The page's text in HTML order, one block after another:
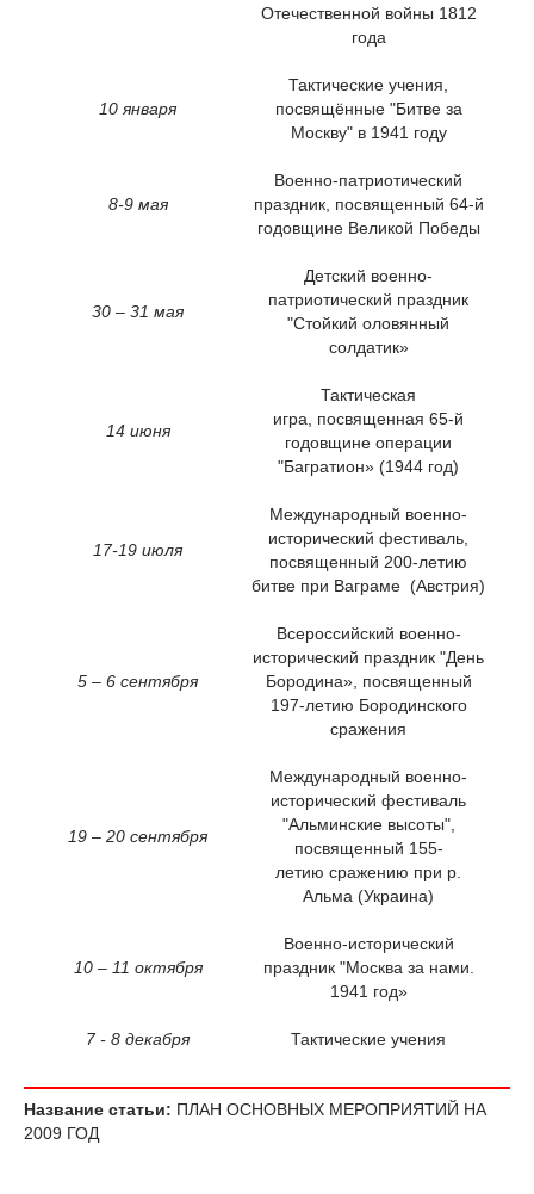
Отечественной войны 1812
года
10 января
Тактические учения,
посвящённые "Битве за
Москву" в 1941 году
8-9 мая
Военно-патриотический
праздник, посвященный 64-й
годовщине Великой Победы
30 – 31 мая
Детский военно-
патриотический праздник
"Стойкий оловянный
солдатик»
14 июня
Тактическая
игра, посвященная 65-й
годовщине операции
"Багратион» (1944 год)
17-19 июля
Международный военно-
исторический фестиваль,
посвященный 200-летию
битве при Ваграме (Австрия)
5 – 6 сентября
Всероссийский военно-
исторический праздник "День
Бородина», посвященный
197-летию Бородинского
сражения
19 – 20 сентября
Международный военно-
исторический фестиваль
"Альминские высоты",
посвященный 155-
летию сражению при р.
Альма (Украина)
10 – 11 октября
Военно-исторический
праздник "Москва за нами.
1941 год»
7 - 8 декабря Тактические учения
Название статьи: ПЛАН ОСНОВНЫХ МЕРОПРИЯТИЙ НА
2009 ГОД